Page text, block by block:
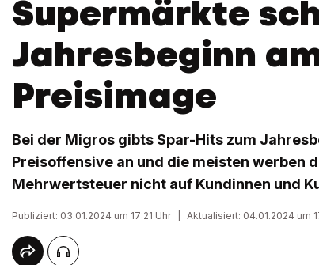
Supermärkte
Jahresbeginn
Preisimage
Bei der Migros gibts Spar-Hits zum
Preisoffensive an und die meisten werben
Mehrwertsteuer nicht auf Kundinnen und
Publiziert: 03.01.2024 um 17:21 Uhr Aktualisiert: 04.01.2024 um